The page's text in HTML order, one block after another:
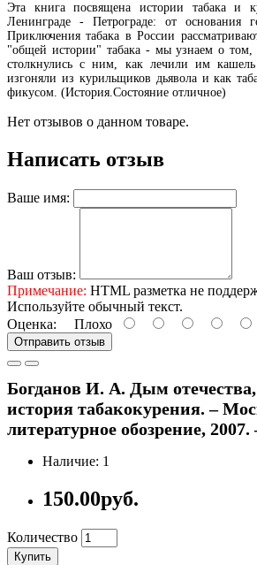
Эта книга посвящена истории табака и
Ленинграде - Петрограде: от основания
Приключения табака в России
"общей истории" табака - мы узнаем о том,
столкнулись с ним, как лечили им
изгоняли из курильщиков дьявола и как
фикусом. (История.Состояние отличное)
Нет отзывов о данном товаре.
Написать отзыв
Ваше имя:
Ваш отзыв:
Примечание: HTML разметка не
Используйте обычный текст.
Оценка: Плохо
Отправить отзыв
Богданов И. А. Дым
история табакокурения. –
литературное обозрение, 2007.
Наличие: 1
150.00руб.
Количество
Купить